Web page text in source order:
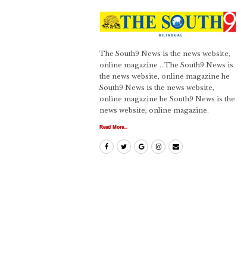
The South9 News is the news website,
online magazine ...The South9 News is
the news website, online magazine he
South9 News is the news website,
online magazine he South9 News is the
news website, online magazine.
Read More...